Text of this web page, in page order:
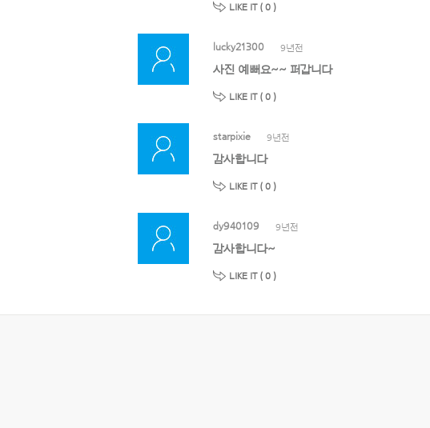
LIKE IT ( 0 )
lucky21300 9년전
사진 예뻐요~~ 퍼갑니다
LIKE IT ( 0 )
starpixie 9년전
감사합니다
LIKE IT ( 0 )
dy940109 9년전
감사합니다~
LIKE IT ( 0 )